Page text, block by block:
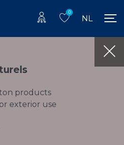
0
NL
products
exterior use